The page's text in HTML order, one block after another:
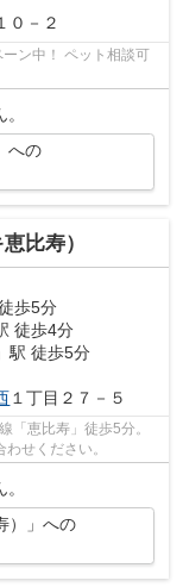
０－２
ン中！ ペット相談可
への
比寿）
歩5分
徒歩4分
」駅 徒歩5分
１丁目２７－５
「恵比寿」徒歩5分。
せください。
）」への